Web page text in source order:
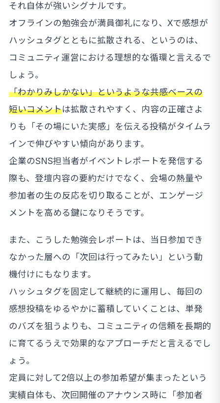
それ自体が強いシグナルです。
オフラインの勉強会が満員御礼になり、Xで感想が
ハッシュタグとともに拡散される、というのは、
コミュニティ運営における理想的な循環と言えるで
しょう。
「わかりみしかない」というような共感ベースの
短いコメントは拡散されやすく、内容の正確さよ
りも「その場にいた実感」を伝える投稿がタイムラ
インで伸びやすい傾向があります。
企業のSNS担当者がイベントレポートを発信する
際も、登壇内容の要約だけでなく、会場の熱量や
参加者の生の反応を切り取ることが、エンゲージ
メントを高める鍵になりそうです。
また、こうした勉強会レポートは、当日参加でき
なかった層への「次回は行ってみたい」という動
機付けにもなります。
ハッシュタグを固定して継続的に運用し、毎回の
感想投稿をゆるやかに蓄積していくことは、単発
のバズを狙うよりも、コミュニティの信頼を長期的
に育てるうえで効果的なアプローチだと言えるでし
ょう。
定員に対して2倍以上の参加希望が集まったという
実績自体も、次回開催のアナウンス時に「参加者